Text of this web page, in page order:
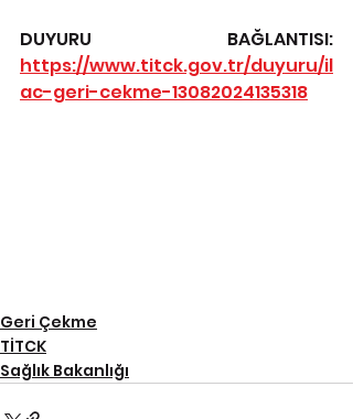
https://www.titck.gov.tr/duyuru/il
ac-geri-cekme-13082024135318
Geri Çekme
TİTCK
Sağlık Bakanlığı